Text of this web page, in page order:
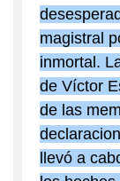
magistral
inmortal.
de Víctor
de las
llevó a